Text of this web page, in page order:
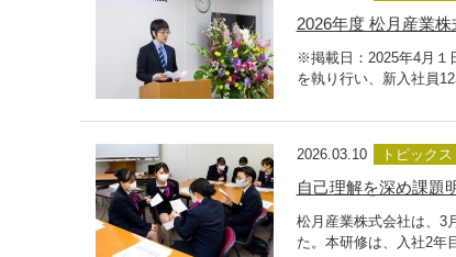
2026年度 松月産業
※掲載日：2025年4月１
を執り行い、新入社員
2026.03.10 トピックス
自己理解を深め課題
松月産業株式会社は、3
た。本研修は、入社2年